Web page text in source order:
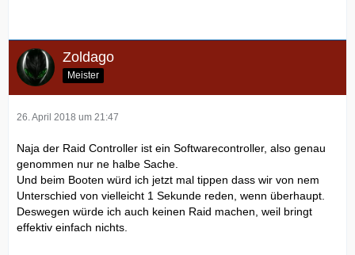
Zoldago
Meister
26. April 2018 um 21:47
Naja der Raid Controller ist ein Softwarecontroller, also genau
genommen nur ne halbe Sache.
Und beim Booten würd ich jetzt mal tippen dass wir von nem
Unterschied von vielleicht 1 Sekunde reden, wenn überhaupt.
Deswegen würde ich auch keinen Raid machen, weil bringt
effektiv einfach nichts.